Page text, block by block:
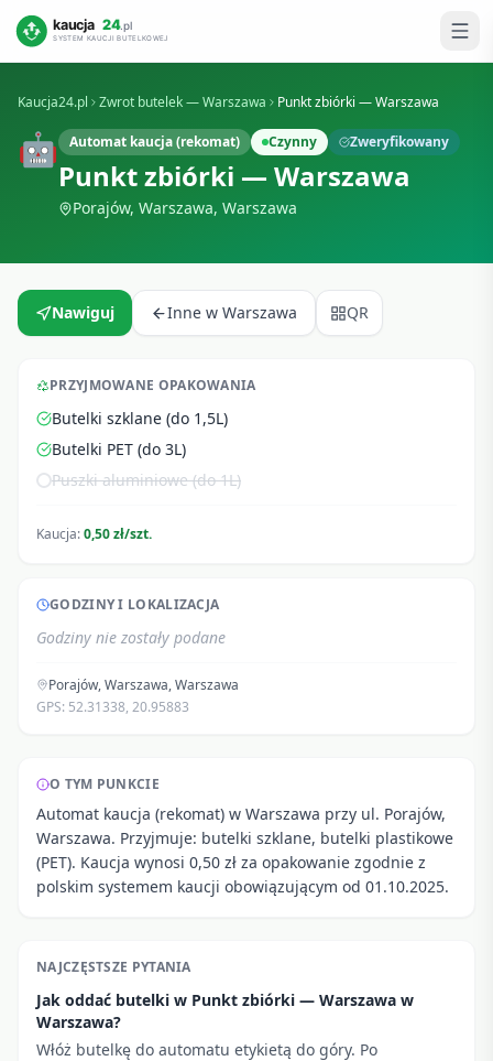
Kaucja24.pl Zwrot butelek —Warszawa Punkt zbiórki — Warszawa
🤖 Automat kaucja (rekomat) Czynny Zweryfikowany
Punkt zbiórki — Warszawa
Porajów, Warszawa, Warszawa
Nawiguj Inne w Warszawa QR
PRZYJMOWANE OPAKOWANIA
Butelki szklane (do 1,5L)
Butelki PET (do 3L)
Puszki aluminiowe (do 1L)
Kaucja:0,50 zł/szt.
GODZINY I LOKALIZACJA
Godziny nie zostały podane
Porajów, Warszawa,Warszawa
GPS: 52.31338, 20.95883
O TYM PUNKCIE
Automat kaucja (rekomat) w Warszawa przy ul. Porajów,
Warszawa. Przyjmuje: butelki szklane, butelki plastikowe
(PET). Kaucja wynosi 0,50 zł za opakowanie zgodnie z
polskim systemem kaucji obowiązującym od 01.10.2025.
NAJCZĘSTSZE PYTANIA
Jak oddać butelki w Punkt zbiórki — Warszawa w
Warszawa?
Włóż butelkę do automatu etykietą do góry. Po